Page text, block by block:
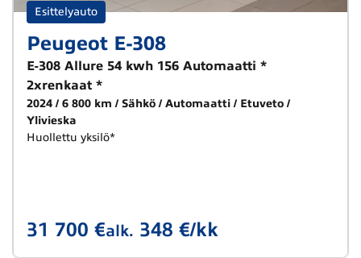
Esittelyauto
Peugeot E-308
E-308 Allure 54 kwh 156 Automaatti *
2xrenkaat *
2024 6 800 km Sähkö Automaatti
Etuveto
Ylivieska
Huollettu yksilö*
31 700 €alk. 348 €/kk